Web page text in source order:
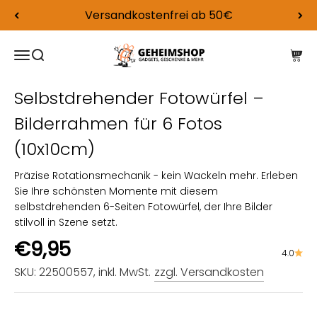
Versandkostenfrei ab 50€
Navigationsmenü öffnen
Suche öffnen Geheimshop.de: Gadgets, Geschenke
Selbstdrehender Fotowürfel –
Bilderrahmen für 6 Fotos
(10x10cm)
Präzise Rotationsmechanik - kein Wackeln mehr. Erleben
Sie Ihre schönsten Momente mit diesem
selbstdrehenden 6-Seiten Fotowürfel, der Ihre Bilder
stilvoll in Szene setzt.
Angebot
€9,95 4.0
SKU: 22500557, inkl. MwSt. zzgl. Versandkosten